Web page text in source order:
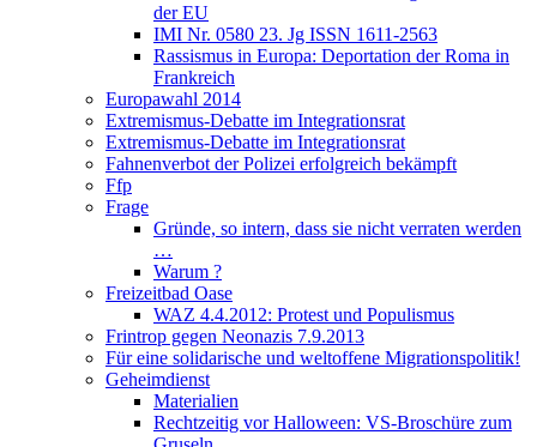
der EU
IMI Nr. 0580 23. Jg ISSN 1611-2563
Rassismus in Europa: Deportation der Roma in
Frankreich
Europawahl 2014
Extremismus-Debatte im Integrationsrat
Extremismus-Debatte im Integrationsrat
Fahnenverbot der Polizei erfolgreich bekämpft
Ffp
Frage
Gründe, so intern, dass sie nicht verraten werden
…
Warum ?
Freizeitbad Oase
WAZ 4.4.2012: Protest und Populismus
Frintrop gegen Neonazis 7.9.2013
Für eine solidarische und weltoffene Migrationspolitik!
Geheimdienst
Materialien
Rechtzeitig vor Halloween: VS-Broschüre zum